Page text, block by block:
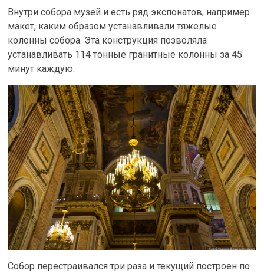
Внутри собора музей и есть ряд экспонатов, например
макет, каким образом устанавливали тяжелые
колонны собора. Эта конструкция позволяла
устанавливать 114 тонные гранитные колонны за 45
минут каждую.
Собор перестраивался три раза и текущий построен по